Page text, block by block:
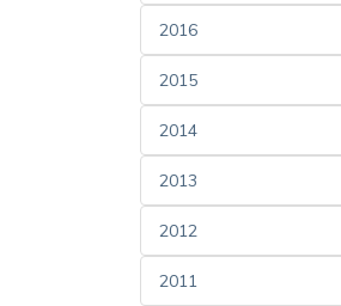
2016
2015
2014
2013
2012
2011